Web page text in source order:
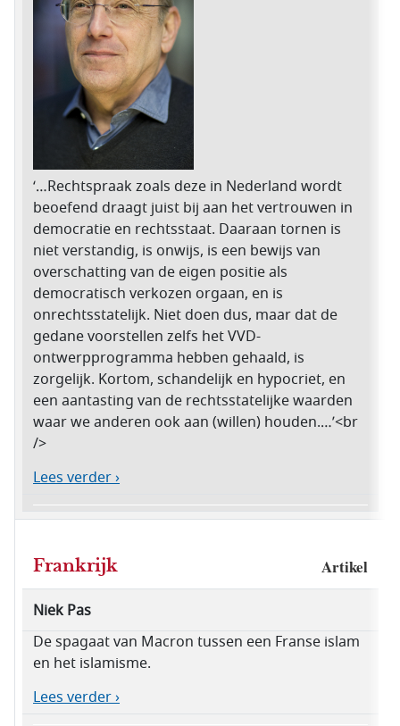
‘…Rechtspraak zoals deze in Nederland wordt
beoefend draagt juist bij aan het vertrouwen in
democratie en rechtsstaat. Daaraan tornen is
niet verstandig, is onwijs, is een bewijs van
overschatting van de eigen positie als
democratisch verkozen orgaan, en is
onrechtsstatelijk. Niet doen dus, maar dat de
gedane voorstellen zelfs het VVD-
ontwerpprogramma hebben gehaald, is
zorgelijk. Kortom, schandelijk en hypocriet, en
een aantasting van de rechtsstatelijke waarden
waar we anderen ook aan (willen) houden.…’<br
/>
Lees verder ›
Frankrijk Artikel
Niek Pas
De spagaat van Macron tussen een Franse islam
en het islamisme.
Lees verder ›